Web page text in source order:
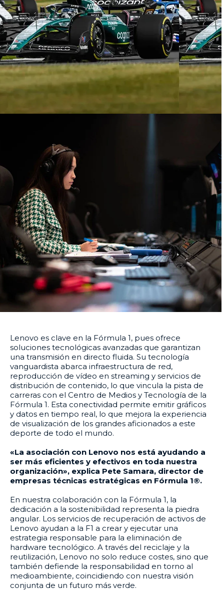
Lenovo es clave en la Fórmula 1, pues ofrece
soluciones tecnológicas avanzadas que garantizan
una transmisión en directo fluida. Su tecnología
vanguardista abarca infraestructura de red,
reproducción de vídeo en streaming y servicios de
distribución de contenido, lo que vincula la pista de
carreras con el Centro de Medios y Tecnología de la
Fórmula 1. Esta conectividad permite emitir gráficos
y datos en tiempo real, lo que mejora la experiencia
de visualización de los grandes aficionados a este
deporte de todo el mundo.
«La asociación con Lenovo nos está ayudando a
ser más eficientes y efectivos en toda nuestra
organización», explica Pete Samara, director de
empresas técnicas estratégicas en Fórmula 1®.
En nuestra colaboración con la Fórmula 1, la
dedicación a la sostenibilidad representa la piedra
angular. Los servicios de recuperación de activos de
Lenovo ayudan a la F1 a crear y ejecutar una
estrategia responsable para la eliminación de
hardware tecnológico. A través del reciclaje y la
reutilización, Lenovo no solo reduce costes, sino que
también defiende la responsabilidad en torno al
medioambiente, coincidiendo con nuestra visión
conjunta de un futuro más verde.